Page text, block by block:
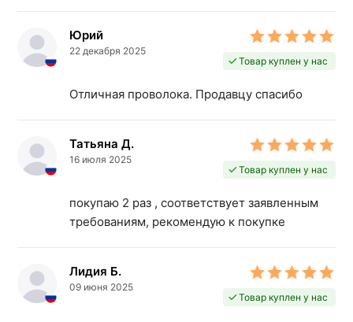
Юрий
22 декабря 2025
Товар куплен у нас
Отличная проволока. Продавцу спасибо
Татьяна Д.
16 июля 2025
Товар куплен у нас
покупаю 2 раз , соответствует заявленным
требованиям, рекомендую к покупке
Лидия Б.
09 июня 2025
Товар куплен у нас